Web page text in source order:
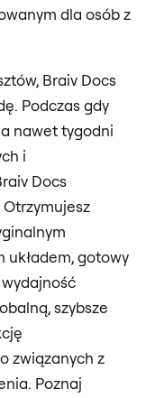
dla osób z
Braiv Docs
Podczas gdy
nawet tygodni
i
Docs
układem, gotowy
szybsze
związanych z
Poznaj